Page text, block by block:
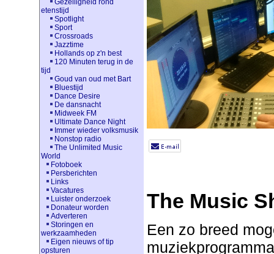
Gezelligheid rond
etenstijd
Spotlight
Sport
Crossroads
Jazztime
Hollands op z'n best
120 Minuten terug in de
tijd
Goud van oud met Bart
Bluestijd
Dance Desire
De dansnacht
Midweek FM
Ultimate Dance Night
Immer wieder volksmusik
Nonstop radio
The Unlimited Music
World
Fotoboek
Persberichten
Links
Vacatures
Luister onderzoek
Donateur worden
Adverteren
Storingen en
werkzaamheden
Eigen nieuws of tip
opsturen
The Music
Een zo breed